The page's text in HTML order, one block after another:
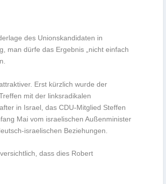
des Unionskandidaten in
man dürfe das Ergebnis „nicht einfach
Erst kürzlich wurde der
mit der linksradikalen
in Israel, das CDU-Mitglied Steffen
Mai vom israelischen Außenminister
israelischen Beziehungen.
dass dies Robert